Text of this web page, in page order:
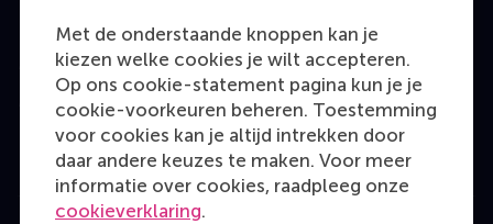
Met de onderstaande knoppen kan je
kiezen welke cookies je wilt accepteren.
Op ons cookie-statement pagina kun je je
cookie-voorkeuren beheren. Toestemming
voor cookies kan je altijd intrekken door
daar andere keuzes te maken. Voor meer
informatie over cookies, raadpleeg onze
cookieverklaring.
Bachelor
Master
Executive Education
Programme finder